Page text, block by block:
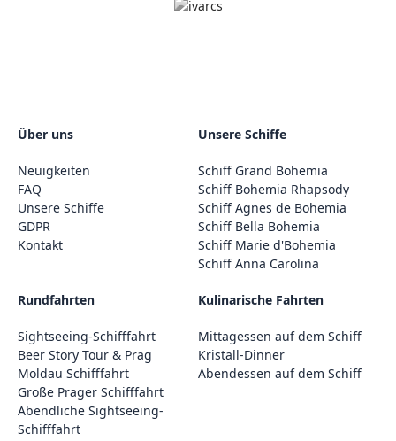
Über uns
Neuigkeiten
FAQ
Unsere Schiffe
GDPR
Kontakt
Unsere Schiffe
Schiff Grand Bohemia
Schiff Bohemia Rhapsody
Schiff Agnes de Bohemia
Schiff Bella Bohemia
Schiff Marie d'Bohemia
Schiff Anna Carolina
Rundfahrten
Sightseeing-Schifffahrt
Beer Story Tour & Prag
Moldau Schifffahrt
Große Prager Schifffahrt
Abendliche Sightseeing-
Schifffahrt
Kulinarische Fahrten
Mittagessen auf dem Schiff
Kristall-Dinner
Abendessen auf dem Schiff